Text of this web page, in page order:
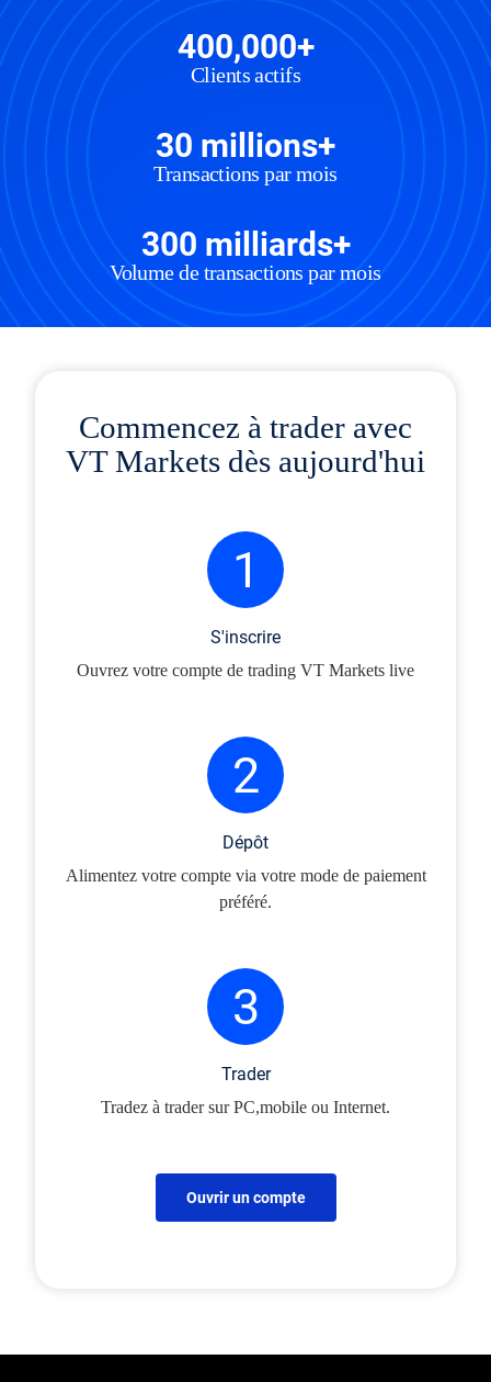
400,000+
Clients actifs
30 millions+
Transactions par mois
300 milliards+
Volume de transactions par mois
Commencez à trader avec
VT Markets dès aujourd'hui
1
S'inscrire
Ouvrez votre compte de trading VT Markets live
2
Dépôt
Alimentez votre compte via votre mode de paiement
préféré.
3
Trader
Tradez à trader sur PC,mobile ou Internet.
Ouvrir un compte